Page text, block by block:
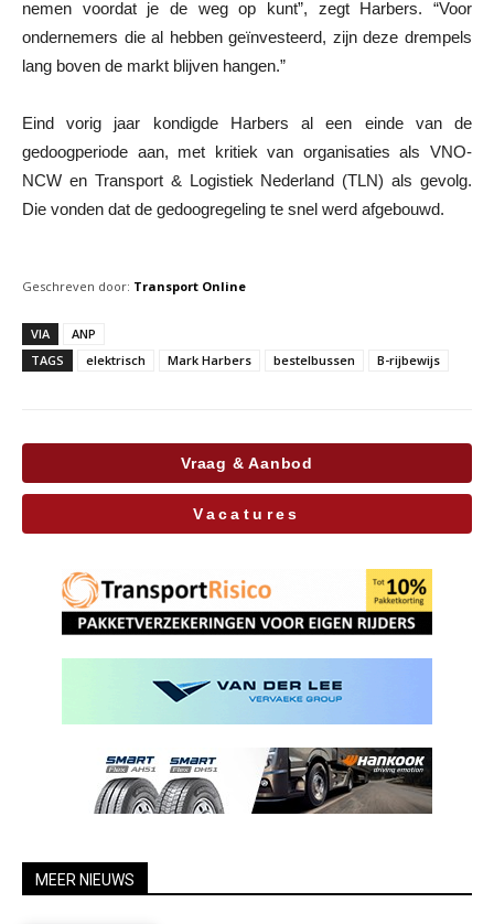
nemen voordat je de weg op kunt”, zegt Harbers. “Voor
ondernemers die al hebben geïnvesteerd, zijn deze drempels
lang boven de markt blijven hangen.”
Eind vorig jaar kondigde Harbers al een einde van de
gedoogperiode aan, met kritiek van organisaties als VNO-
NCW en Transport & Logistiek Nederland (TLN) als gevolg.
Die vonden dat de gedoogregeling te snel werd afgebouwd.
Geschreven door: Transport Online
VIA
ANP
TAGS
elektrisch Mark Harbers bestelbussen B-rijbewijs
Vraag & Aanbod
Vacatures
MEER NIEUWS